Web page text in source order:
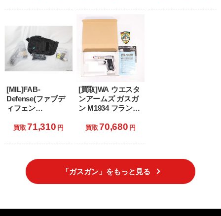
[MIL]FAB-
Defense(ファブデ
ィフェン
ネイト) CO2 ガス
KPOS-9(ストライ
G2 カービンキッ
ト)(CB04K) (18歳以
上専用)
買取 71,310 円
[買取]WA ウエスタ
ンアームズ ガスガ
ン M1934 フランチ
ニモデル 「ストラ
ズ」 (18歳以上専
買取 70,680 円
「ガスガン」をもっと見る